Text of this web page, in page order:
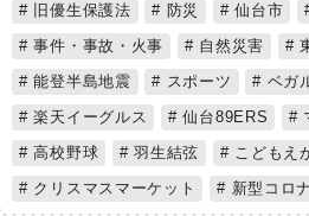
旧優生保護法
防災 仙台市
事件・事故・火事
自然災害
能登半島地震
スポーツ
ベガ
楽天イーグルス
仙台89ERS
高校野球
羽生結弦
こどもえ
クリスマスマーケット
新型コロ